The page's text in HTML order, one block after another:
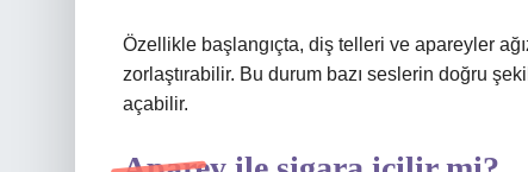
Özellikle başlangıçta, diş telleri ve apareyler
zorlaştırabilir. Bu durum bazı seslerin doğru
açabilir.